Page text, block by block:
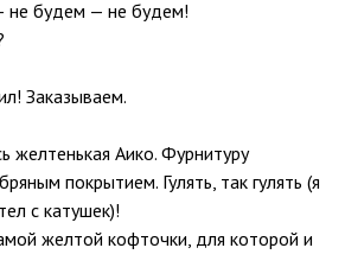
не будем — не будем!
Заказываем.
желтенькая Аико. Фурнитуру
покрытием. Гулять, так гулять (я
с катушек)!
желтой кофточки, для которой и